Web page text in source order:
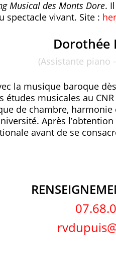
Musical des Monts Dore.
spectacle vivant. Site :
Dorothée
(Assistante piano
la musique baroque
études musicales au
de chambre,
Après
avant de se